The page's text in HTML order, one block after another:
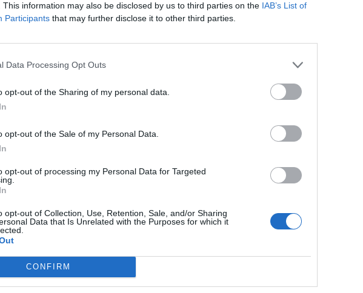
This information may also be disclosed by us to third parties on the IAB’s List of
Participants that may further disclose it to other third parties.
Data Processing Opt Outs
opt-out of the Sharing of my personal data.
opt-out of the Sale of my Personal Data.
opt-out of processing my Personal Data for Targeted
opt-out of Collection, Use, Retention, Sale, and/or Sharing
Data that Is Unrelated with the Purposes for which it
CONFIRM
Sélectionnez votre puzzle :